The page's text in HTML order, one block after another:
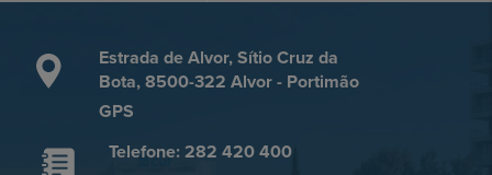
Estrada de Alvor, Sítio Cruz da
Bota, 8500-322 Alvor - Portimão
GPS
Telefone: 282 420 400